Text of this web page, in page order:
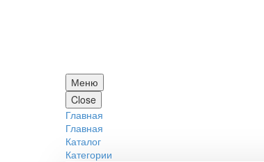
Меню
Close
Главная
Главная
Каталог
Категории